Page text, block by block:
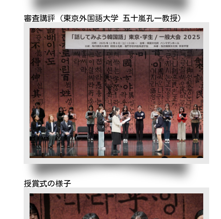
審査講評（東京外国語大学 五十嵐孔一教授）
授賞式の様子